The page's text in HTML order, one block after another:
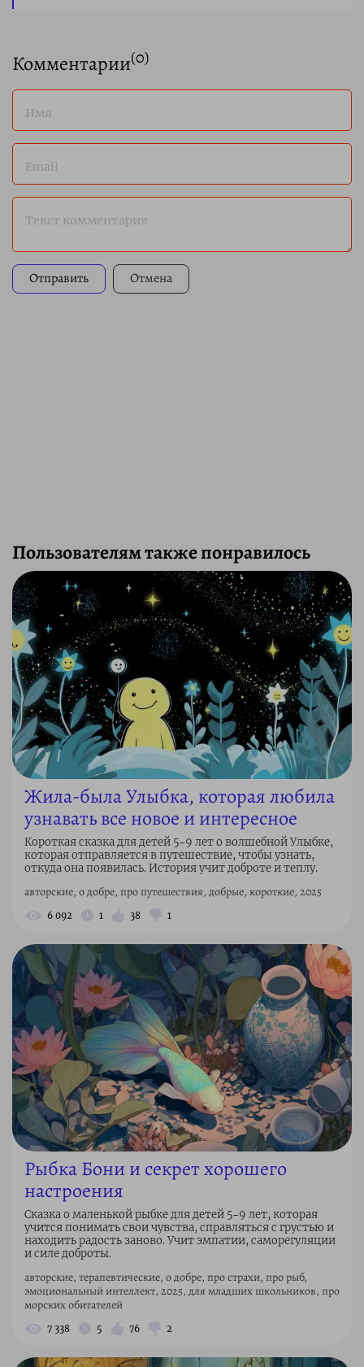
Комментарии(0)
Имя
Email
Текст комментария
Отправить Отмена
Пользователям также понравилось
Жила-была Улыбка, которая любила
узнавать все новое и интересное
Короткая сказка для детей 5–9 лет о волшебной Улыбке,
которая отправляется в путешествие, чтобы узнать,
откуда она появилась. История учит доброте и теплу.
авторские, о добре, про путешествия, добрые, короткие, 2025
6 092 1 38 1
Рыбка Бони и секрет хорошего
настроения
Сказка о маленькой рыбке для детей 5–9 лет, которая
учится понимать свои чувства, справляться с грустью и
находить радость заново. Учит эмпатии, саморегуляции
и силе доброты.
авторские, терапевтические, о добре, про страхи, про рыб,
эмоциональный интеллект, 2025, для младших школьников, про
морских обитателей
7 338 5 76 2